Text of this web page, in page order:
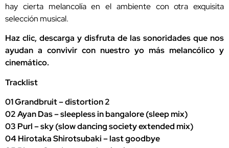
hay cierta melancolía en el ambiente con otra exquisita
selección musical.
Haz clic, descarga y disfruta de las sonoridades que nos
ayudan a convivir con nuestro yo más melancólico y
cinemático.
Tracklist
01 Grandbruit – distortion 2
02 Ayan Das – sleepless in bangalore (sleep mix)
03 Purl – sky (slow dancing society extended mix)
04 Hirotaka Shirotsubaki – last goodbye